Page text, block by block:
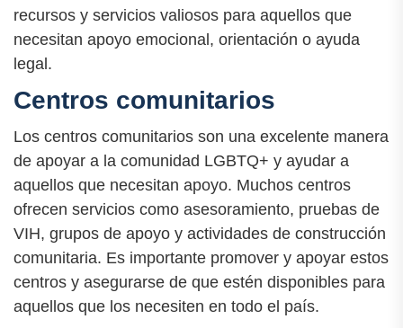
recursos y servicios valiosos para aquellos que
necesitan apoyo emocional, orientación o ayuda
legal.
Centros comunitarios
Los centros comunitarios son una excelente manera
de apoyar a la comunidad LGBTQ+ y ayudar a
aquellos que necesitan apoyo. Muchos centros
ofrecen servicios como asesoramiento, pruebas de
VIH, grupos de apoyo y actividades de construcción
comunitaria. Es importante promover y apoyar estos
centros y asegurarse de que estén disponibles para
aquellos que los necesiten en todo el país.